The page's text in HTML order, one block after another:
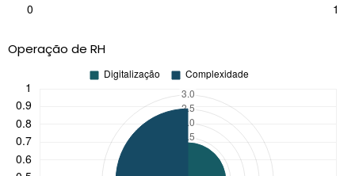
Operação de RH